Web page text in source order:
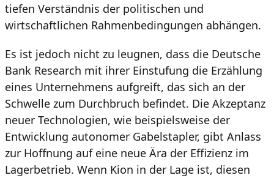
tiefen Verständnis der politischen und
wirtschaftlichen Rahmenbedingungen abhängen.
Es ist jedoch nicht zu leugnen, dass die Deutsche
Bank Research mit ihrer Einstufung die Erzählung
eines Unternehmens aufgreift, das sich an der
Schwelle zum Durchbruch befindet. Die Akzeptanz
neuer Technologien, wie beispielsweise der
Entwicklung autonomer Gabelstapler, gibt Anlass
zur Hoffnung auf eine neue Ära der Effizienz im
Lagerbetrieb. Wenn Kion in der Lage ist, diesen